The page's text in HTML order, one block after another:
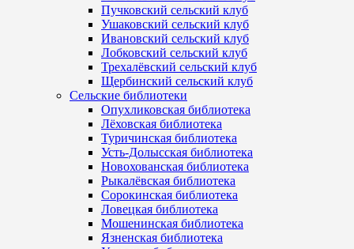
Пучковский сельский клуб
Ушаковский сельский клуб
Ивановский сельский клуб
Лобковский сельский клуб
Трехалёвский сельский клуб
Щербинский сельский клуб
Сельские библиотеки
Опухликовская библиотека
Лёховская библиотека
Туричинская библиотека
Усть-Долысская библиотека
Новохованская библиотека
Рыкалёвская библиотека
Сорокинская библиотека
Ловецкая библиотека
Мошенинская библиотека
Язненская библиотека